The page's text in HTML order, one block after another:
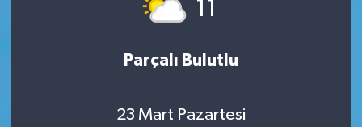
11
Parçalı Bulutlu
23 Mart Pazartesi